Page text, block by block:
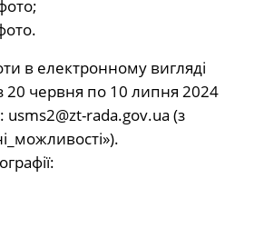
в електронному вигляді
20 червня по 10 липня 2024
usms2@zt-rada.gov.ua (з